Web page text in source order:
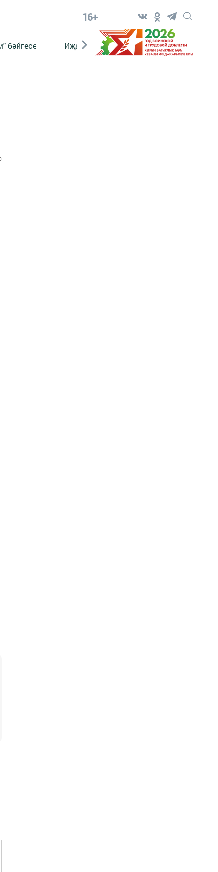
16+
бәйгесе Иҗат Реклама Онлайн